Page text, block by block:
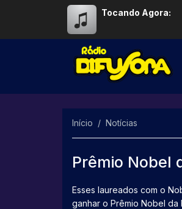
Tocando Agora:
Início Notícias
Prêmio Nobel
Esses laureados com o
ganhar o Prêmio Nobel da